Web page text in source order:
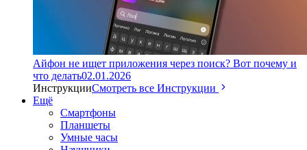
Айфон не ищет приложения через поиск? Вот почему и
что делать02.01.2026
ИнструкцииСмотреть все Инструкции
Ещё
Смартфоны
Планшеты
Умные часы